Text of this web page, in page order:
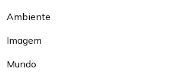
Ambiente
Imagem
Mundo